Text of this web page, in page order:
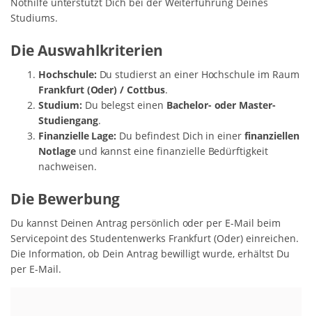
Studiums.
Die Auswahlkriterien
Hochschule: Du studierst an einer Hochschule im Raum
Frankfurt (Oder) / Cottbus.
Studium: Du belegst einen Bachelor- oder Master-
Studiengang.
Finanzielle Lage: Du befindest Dich in einerfinanziellen
Notlageund kannst eine finanzielle Bedürftigkeit
nachweisen.
Die Bewerbung
Du kannst Deinen Antrag persönlich oder per E-Mail beim
Servicepoint des Studentenwerks Frankfurt (Oder) einreichen.
Die Information, ob Dein Antrag bewilligt wurde, erhältst Du
per E-Mail.